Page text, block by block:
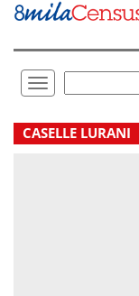
Vai
direttamente
Toggle
navigation
.
CASELLE LURANI